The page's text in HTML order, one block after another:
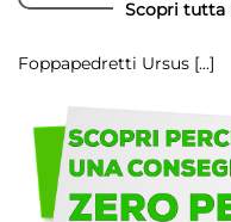
Scopri tutta
Foppapedretti Ursus [...]
Scegli
di
non
avere
problemi!